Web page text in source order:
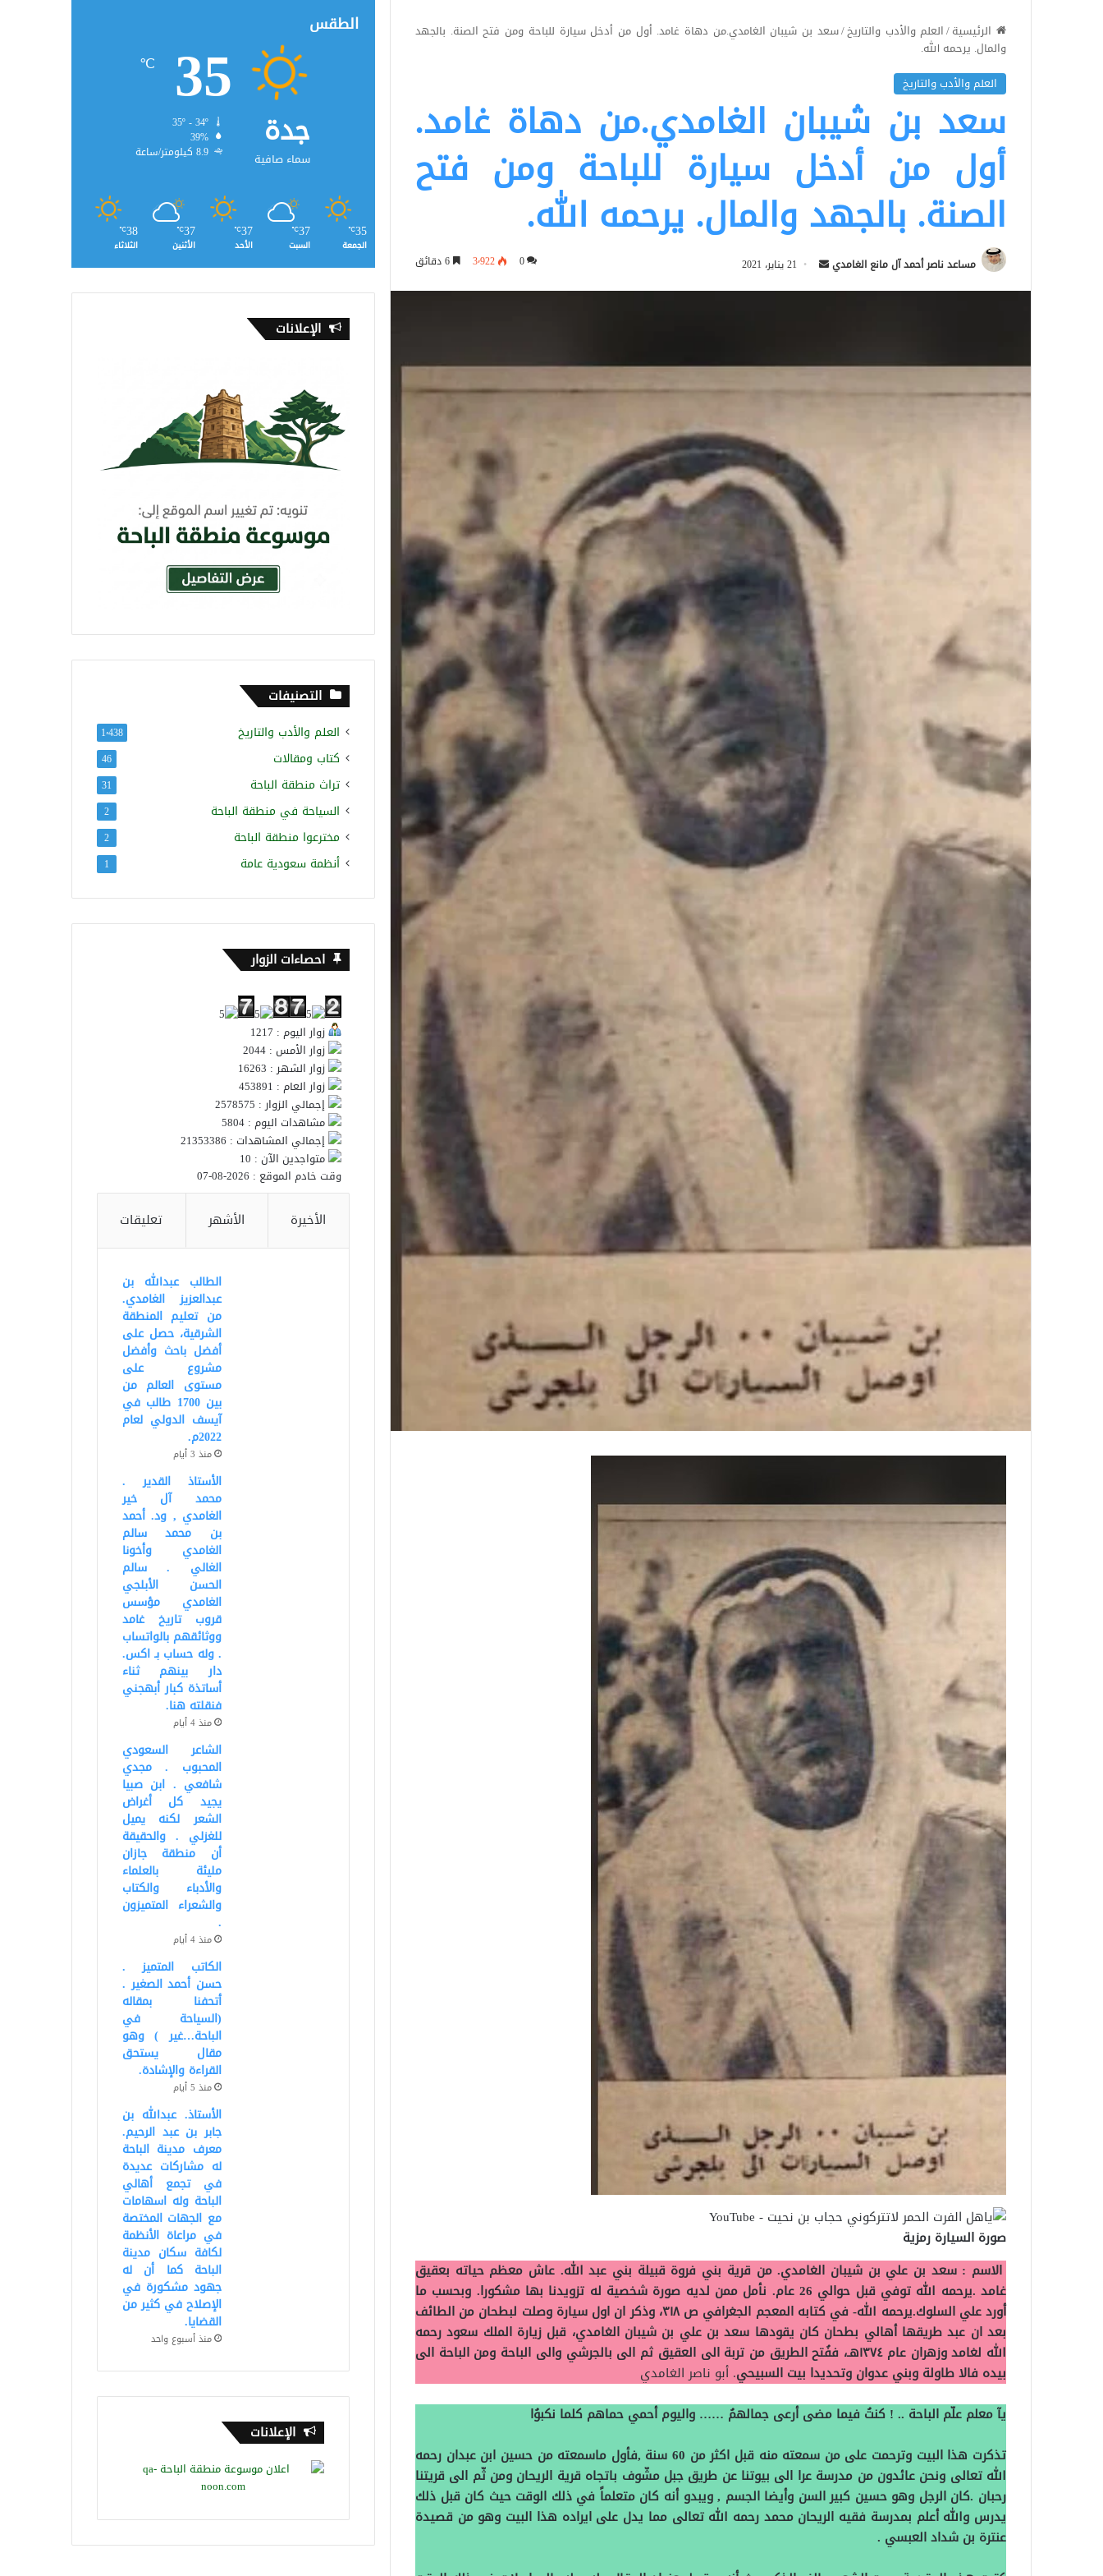
الرئيسية/العلم والأدب والتاريخ/سعد بن شيبان الغامدي.من دهاة غامد. أول من أدخل سيارة للباحة ومن فتح الصنة. بالجهد
والمال. يرحمه الله.
العلم والأدب والتاريخ
سعد بن شيبان الغامدي.من دهاة غامد.
أول من أدخل سيارة للباحة ومن فتح
الصنة. بالجهد والمال. يرحمه الله.
مساعد ناصر أحمد آل مانع الغامدي
أرسل 21 يناير، 2021 0 3٬922
صورة السيارة رمزية
الاسم : سعد بن علي بن شيبان الغامدي. من قرية بني فروة قبيلة بني عبد الله. عاش معظم حياته بعقيق
غامد .يرحمه الله توفي قبل حوالي 26 عام. نأمل ممن لديه صورة شخصية له تزويدنا بها مشكورا. وبحسب ما
أورد علي السلوك.يرحمه الله- في كتابه المعجم الجغرافي ص ٣١٨، وذكر ان اول سيارة وصلت لبطحان من الطائف
بعد ان عبد طريقها أهالي بطحان كان يقودها سعد بن علي بن شيبان الغامدي، قبل زيارة الملك سعود رحمه
الله لغامد وزهران عام ١٣٧٤هـ، ففُتح الطريق من تربة الى العقيق ثم الى بالجرشي والى الباحة ومن الباحة الى
بيده فالا طاولة وبني عدوان وتحديدا بيت السبيحي. أبو ناصر الغامدي
يآ معلم علّم الباحة .. ! كنتُ فيما مضى أرعى جمالهمُ …… واليوم أحمي حماهم كلما نكبوُا
تذكرت هذا البيت وترحمت على من سمعته منه قبل اكثر من 60 سنة ,فأول ماسمعته من حسين ابن عبدان رحمه
الله تعالى ونحن عائدون من مدرسة عرا الى بيوتنا عن طريق جبل مشّوف باتجاه قرية الريحان ومن ثّم الى قريتنا
رحبان .كان الرجل وهو حسين كبير السن وأيضا الجسم , ويبدو أنه كان متعلماً في ذلك الوقت حيث كان قبل ذلك
يدرس والله أعلم بمدرسة فقيه الريحان محمد رحمه الله تعالى مما يدل على ايراده هذا البيت وهو من قصيدة
عنترة بن شداد العبسي .
الطقس
جدة
سماء صافية
35
℃
39%
8.9 كيلومتر/ساعة
35
℃
الجمعة
37
℃
السبت
37
℃
الأحد
37
℃
الأثنين
38
℃
الثلاثاء
الإعلانات
التصنيفات
العلم والأدب والتاريخ 1٬438
كتاب ومقالات 46
تراث منطقة الباحة 31
السياحة في منطقة الباحة 2
مخترعوا منطقة الباحة 2
أنظمة سعودية عامة 1
احصاءات الزوار
زوار اليوم : 1217
زوار الأمس : 2044
زوار الشهر : 16263
زوار العام : 453891
إجمالي الزوار : 2578575
مشاهدات اليوم : 5804
إجمالي المشاهدات : 21353386
متواجدين الآن : 10
وقت خادم الموقع : 2026-08-07
الأخيرة الأشهر تعليقات
الطالب عبدالله بن
عبدالعزيز الغامدي.
من تعليم المنطقة
الشرقية، حصل على
أفضل باحث وأفضل
مشروع على
مستوى العالم من
بين 1700 طالب في
آيسف الدولي لعام
2022م.
منذ 3 أيام
الأستاذ القدير .
محمد آل خير
الغامدي , ود. أحمد
بن محمد سالم
الغامدي وأخونا
الغالي . سالم
الحسن الأبلجي
الغامدي مؤسس
قروب تاريخ غامد
ووثائقهم بالواتساب
. وله حساب بـ اكس.
دار بينهم ثناء
أساتذة كبار أبهجني
فنقلته هنا.
منذ 4 أيام
الشاعر السعودي
المحبوب . مجدي
شافعي . ابن صبيا
يجيد كل أغراض
الشعر لكنه يميل
للغزلي . والحقيقة
أن منطقة جازان
مليئة بالعلماء
والأدباء والكتاب
والشعراء المتميزون
.
منذ 4 أيام
الكاتب المتميز .
حسن أحمد الصغير .
أتحفنا بمقاله
(السياحة في
الباحة…غير ) وهو
مقال يستحق
القراءة والإشادة.
منذ 5 أيام
الأستاذ. عبدالله بن
جابر بن عبد الرحيم.
معرف مدينة الباحة
له مشاركات عديدة
في تجمع أهالي
الباحة وله اسهامات
مع الجهات المختصة
في مراعاة الأنظمة
لكافة سكان مدينة
الباحة كما أن له
جهود مشكورة في
الإصلاح في كثير من
القضايا.
منذ أسبوع واحد
الإعلانات